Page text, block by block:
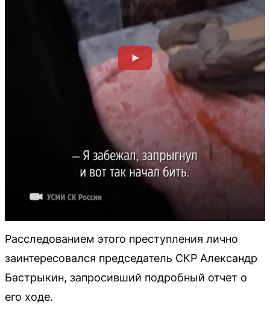
Расследованием этого преступления лично
заинтересовался председатель СКР Александр
Бастрыкин, запросивший подробный отчет о
его ходе.